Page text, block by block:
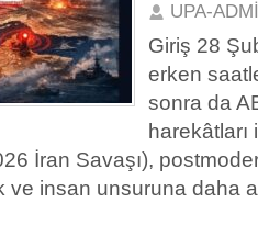
UPA-
Giriş 28
erken
sonra da
İran Savaşı),
ve insan unsuruna daha